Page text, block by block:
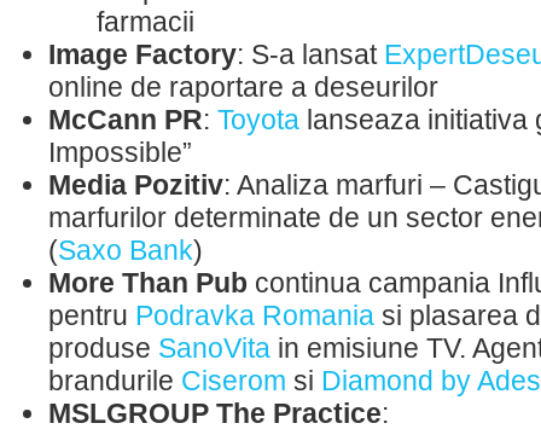
farmacii
Image Factory: S-a lansat
online de raportare a deseurilor
McCann PR: Toyota lanseaza initiativa
Impossible”
Media Pozitiv: Analiza marfuri –
marfurilor determinate de un sector
(Saxo Bank)
More Than Pub continua campania
pentru Podravka Romania si plasarea
produse SanoVita in emisiune TV.
brandurile Ciserom si Diamond by
MSLGROUP The Practice: